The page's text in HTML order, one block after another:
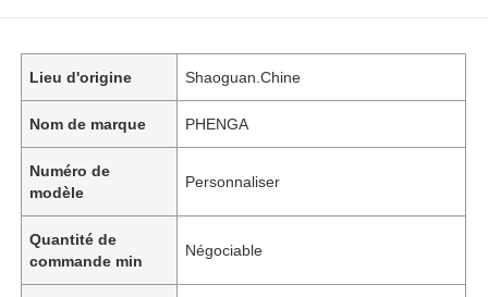
Lieu d'origine Shaoguan.Chine
Nom de marque PHENGA
Numéro de
modèle
Personnaliser
Quantité de
commande min
Négociable